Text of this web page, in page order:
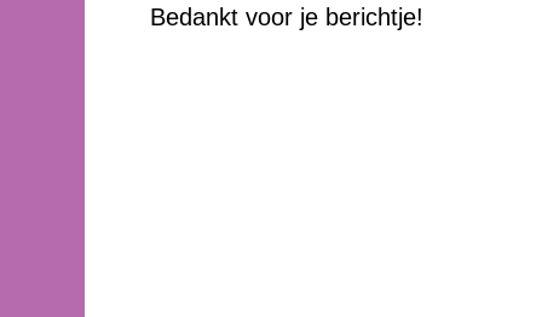
Bedankt voor je berichtje!